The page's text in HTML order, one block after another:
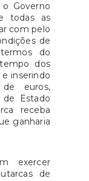
Governo
todas as
com pelo
de
do
dos
inserindo
euros,
de Estado
receba
ganharia
exercer
de